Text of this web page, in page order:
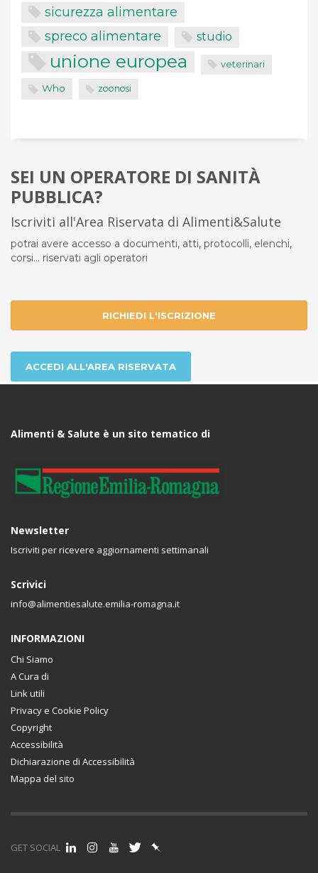
sicurezza alimentare
spreco alimentare studio
unione europea veterinari
Who zoonosi
SEI UN OPERATORE DI SANITÀ
PUBBLICA?
Iscriviti all'Area Riservata di Alimenti&Salute
potrai avere accesso a documenti, atti, protocolli, elenchi,
corsi... riservati agli operatori
RICHIEDI L'ISCRIZIONE
ACCEDI ALL'AREA RISERVATA
Alimenti & Salute è un sito tematico di
Newsletter
Iscriviti per ricevere aggiornamenti settimanali
Scrivici
info@alimentiesalute.emilia-romagna.it
INFORMAZIONI
Chi Siamo
A Cura di
Link utili
Privacy e Cookie Policy
Copyright
Accessibilità
Dichiarazione di Accessibilità
Mappa del sito
GET SOCIAL